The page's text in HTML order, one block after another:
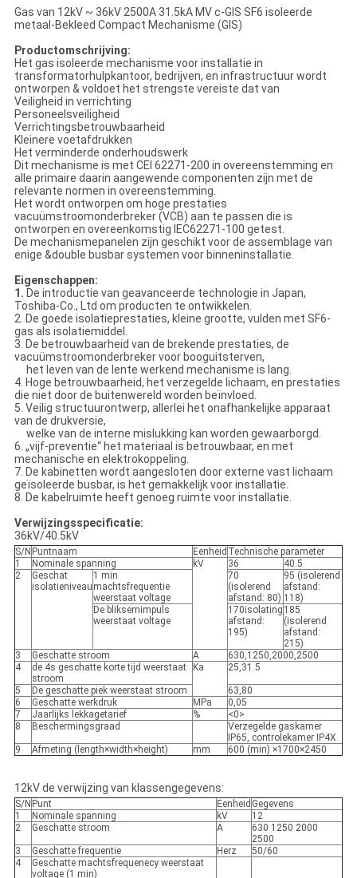
Gas van 12kV ~ 36kV 2500A 31.5kA MV c-GIS SF6 isoleerde
metaal-Bekleed Compact Mechanisme (GIS)
Productomschrijving:
Het gas isoleerde mechanisme voor installatie in
transformatorhulpkantoor, bedrijven, en infrastructuur wordt
ontworpen & voldoet het strengste vereiste dat van
Veiligheid in verrichting
Personeelsveiligheid
Verrichtingsbetrouwbaarheid
Kleinere voetafdrukken
Het verminderde onderhoudswerk
Dit mechanisme is met CEI 62271-200 in overeenstemming en
alle primaire daarin aangewende componenten zijn met de
relevante normen in overeenstemming.
Het wordt ontworpen om hoge prestaties
vacuümstroomonderbreker (VCB) aan te passen die is
ontworpen en overeenkomstig IEC62271-100 getest.
De mechanismepanelen zijn geschikt voor de assemblage van
enige &double busbar systemen voor binneninstallatie.
Eigenschappen:
1. De introductie van geavanceerde technologie in Japan,
Toshiba-Co., Ltd om producten te ontwikkelen.
2. De goede isolatieprestaties, kleine grootte, vulden met SF6-
gas als isolatiemiddel.
3. De betrouwbaarheid van de brekende prestaties, de
vacuümstroomonderbreker voor booguitsterven,
het leven van de lente werkend mechanisme is lang.
4. Hoge betrouwbaarheid, het verzegelde lichaam, en prestaties
die niet door de buitenwereld worden beïnvloed.
5. Veilig structuurontwerp, allerlei het onafhankelijke apparaat
van de drukversie,
welke van de interne mislukking kan worden gewaarborgd.
6. „vijf-preventie“ het materiaal is betrouwbaar, en met
mechanische en elektrokoppeling.
7. De kabinetten wordt aangesloten door externe vast lichaam
geïsoleerde busbar, is het gemakkelijk voor installatie.
8. De kabelruimte heeft genoeg ruimte voor installatie.
Verwijzingsspecificatie:
36kV/40.5kV
S/N Puntnaam Eenheid Technische parameter
1
Nominale spanning kV 36
40.5
2
Geschat
isolatieniveau
1 min
machtsfrequentie
weerstaat voltage
70
(isolerend
afstand: 80)
95 (isolerend
afstand:
118)
De bliksemimpuls
weerstaat voltage
170isolating
afstand:
195)
185
(isolerend
afstand:
215)
3
Geschatte stroom A
630,1250,2000,2500
4
de 4s geschatte korte tijd weerstaat
stroom
Ka 25,31.5
5 De geschatte piek weerstaat stroom
63,80
6
Geschatte werkdruk MPa
0,05
7
Jaarlijks lekkagetarief %
<0>
8
Beschermingsgraad
Verzegelde gaskamer
IP65, controlekamer IP4X
9
Afmeting (length×width×height) mm 600 (min) ×1700×2450
12kV de verwijzing van klassengegevens:
S/N Punt Eenheid Gegevens
1
Nominale spanning kV
12
2
Geschatte stroom A
630 1250 2000
2500
3
Geschatte frequentie Herz
50/60
4
Geschatte machtsfrequenecy weerstaat
voltage (1 min)